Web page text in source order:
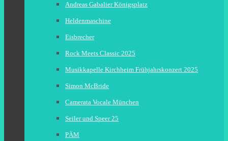
Andreas Gabalier Königsplatz
Heldenmaschine
Eisbrecher
Rock Meets Classic 2025
Musikkapelle Kirchheim Frühjahrskonzert 2025
Simon McBride
Camerata Vocale München
Seiler und Speer 25
PÄM